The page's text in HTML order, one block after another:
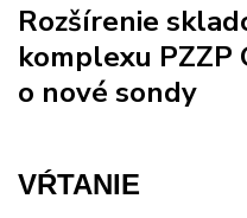
Rozšírenie
komplexu PZZP
o nové sondy
VŔTANIE